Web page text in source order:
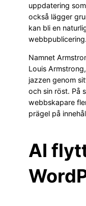
uppdatering
också lägger
kan bli en
webbpublicering.
Namnet
Louis
jazzen genom
och sin röst. På
webbskapare
prägel på
AI